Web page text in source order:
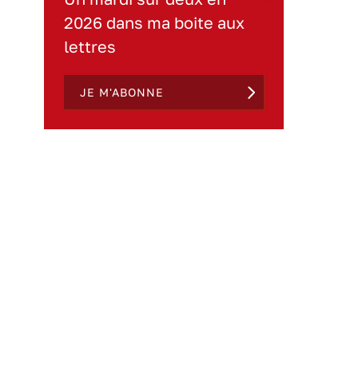
2026 dans ma boite aux
lettres
JE M'ABONNE